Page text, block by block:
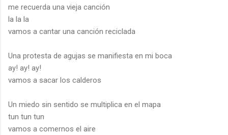
me recuerda una vieja canción
la la la
vamos a cantar una canción reciclada
Una protesta de agujas se manifiesta en mi boca
ay! ay! ay!
vamos a sacar los calderos
Un miedo sin sentido se multiplica en el mapa
tun tun tun
vamos a comernos el aire